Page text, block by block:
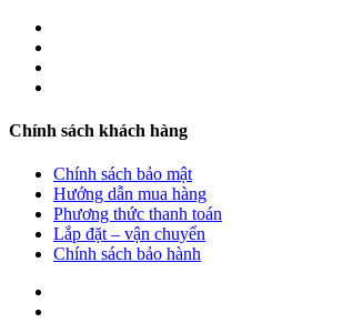
Chính sách khách hàng
Chính sách bảo mật
Hướng dẫn mua hàng
Phương thức thanh toán
Lắp đặt – vận chuyển
Chính sách bảo hành